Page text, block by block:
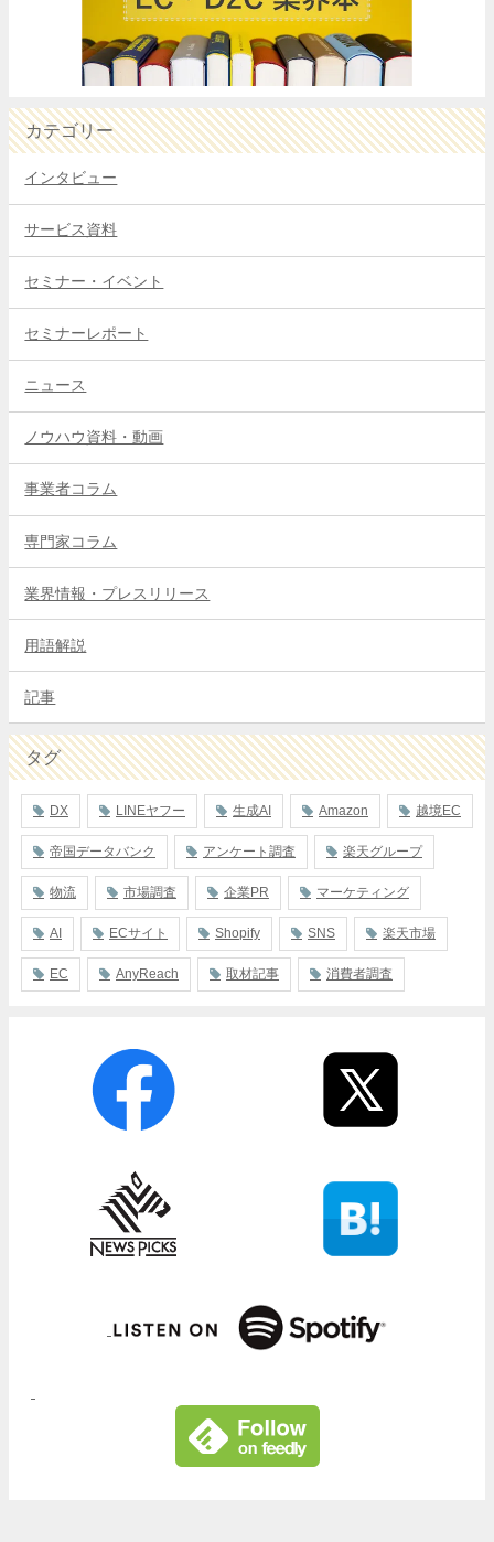
カテゴリー
インタビュー
サービス資料
セミナー・イベント
セミナーレポート
ニュース
ノウハウ資料・動画
事業者コラム
専門家コラム
業界情報・プレスリリース
用語解説
記事
タグ
DX LINEヤフー 生成AI Amazon 越境EC
帝国データバンク アンケート調査 楽天グループ
物流 市場調査 企業PR マーケティング
AI ECサイト Shopify SNS 楽天市場
EC AnyReach 取材記事 消費者調査